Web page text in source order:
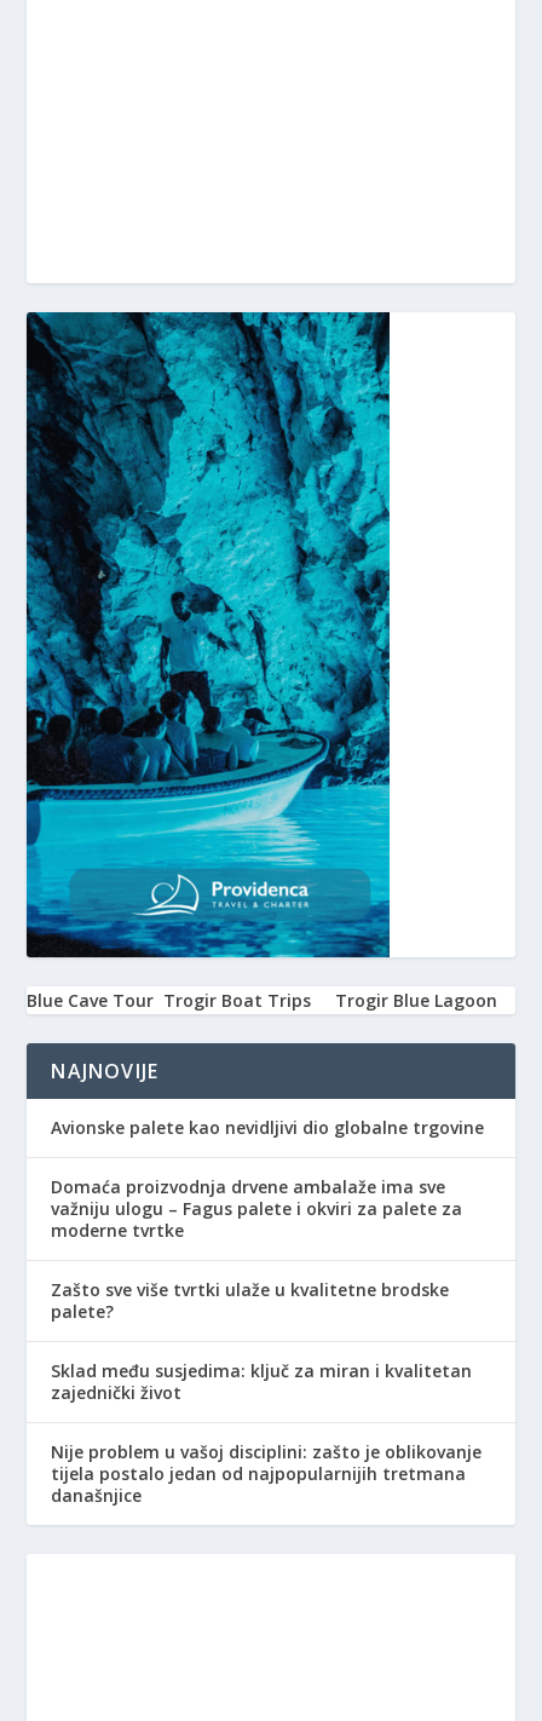
Blue Cave Tour Trogir Boat Trips Trogir Blue Lagoon
NAJNOVIJE
Avionske palete kao nevidljivi dio globalne trgovine
Domaća proizvodnja drvene ambalaže ima sve
važniju ulogu – Fagus palete i okviri za palete za
moderne tvrtke
Zašto sve više tvrtki ulaže u kvalitetne brodske
palete?
Sklad među susjedima: ključ za miran i kvalitetan
zajednički život
Nije problem u vašoj disciplini: zašto je oblikovanje
tijela postalo jedan od najpopularnijih tretmana
današnjice